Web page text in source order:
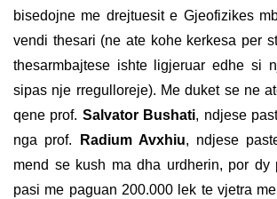
bisedojne me drejtuesit e Gjeofizikes
vendi thesari (ne ate kohe kerkesa per
thesarmbajtese ishte ligjeruar edhe si
sipas nje rregulloreje). Me duket se ne
qene prof. Salvator Bushati, ndjese
nga prof.
Radium Avxhiu, ndjese
mend se kush ma dha urdherin, por dy
pasi me paguan 200.000 lek te vjetra